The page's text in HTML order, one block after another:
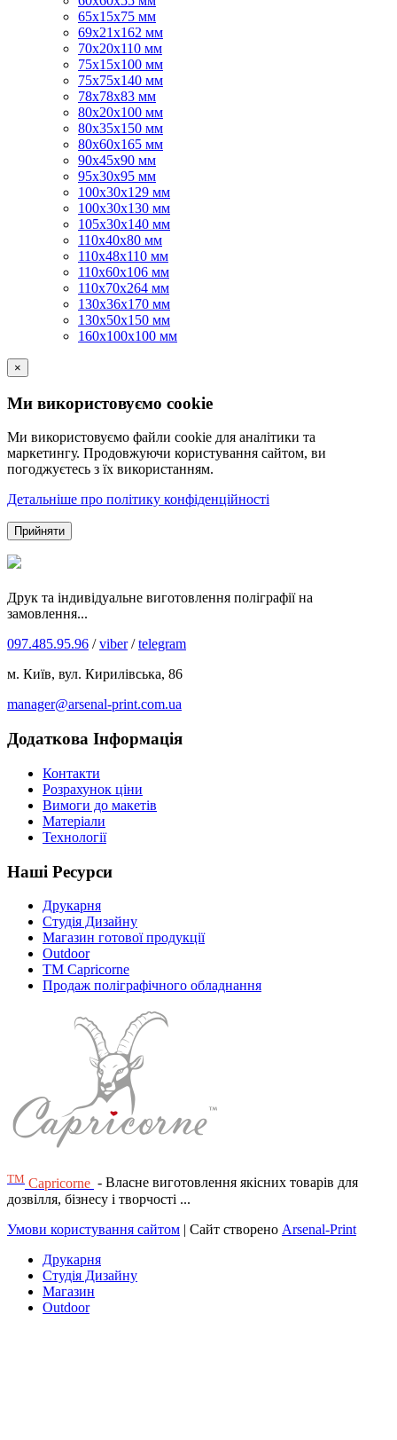
65х15х75 мм
69х21х162 мм
70х20х110 мм
75х15х100 мм
75х75х140 мм
78х78х83 мм
80х20х100 мм
80х35х150 мм
80х60х165 мм
90х45х90 мм
95х30х95 мм
100х30х129 мм
100х30х130 мм
105х30х140 мм
110х40х80 мм
110х48х110 мм
110х60х106 мм
110х70х264 мм
130х36х170 мм
130х50х150 мм
160х100х100 мм
×
Ми використовуємо cookie
Ми використовуємо файли cookie для аналітики та
маркетингу. Продовжуючи користування сайтом, ви
погоджуєтесь з їх використанням.
Детальніше про політику конфіденційності
Прийняти
Друк та індивідуальне виготовлення поліграфії на
замовлення...
097.485.95.96 /viber/telegram
м. Київ, вул. Кирилівська, 86
manager@arsenal-print.com.ua
Додаткова Інформація
Контакти
Розрахунок ціни
Вимоги до макетів
Матеріали
Технології
Наші Ресурси
Друкарня
Студія Дизайну
Магазин готової продукції
Outdoor
TM Capricorne
Продаж поліграфічного обладнання
ТМ Capricorne - Власне виготовлення якісних товарів для
дозвілля, бізнесу і творчості ...
Умови користування сайтом | Сайт створено Arsenal-Print
Друкарня
Студія Дизайну
Магазин
Outdoor